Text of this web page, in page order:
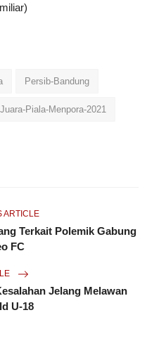
Persib-Bandung
Piala-Menpora-2021
ARTICLE
Terkait Polemik Gabung
FC
Jelang Melawan
U-18